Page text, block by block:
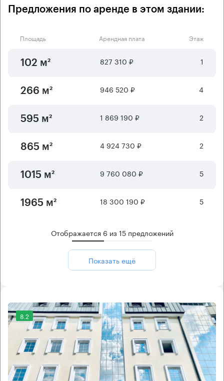
Предложения по аренде в этом здании:
Площадь Арендная плата Этаж
102 м² 827 310 ₽ 1
266 м² 946 520 ₽ 4
595 м² 1 869 190 ₽ 2
865 м² 4 924 730 ₽ 2
1015 м² 9 760 080 ₽ 5
1965 м² 18 300 190 ₽ 5
Отображается 6 из15предложений
Показать ещё
8.2